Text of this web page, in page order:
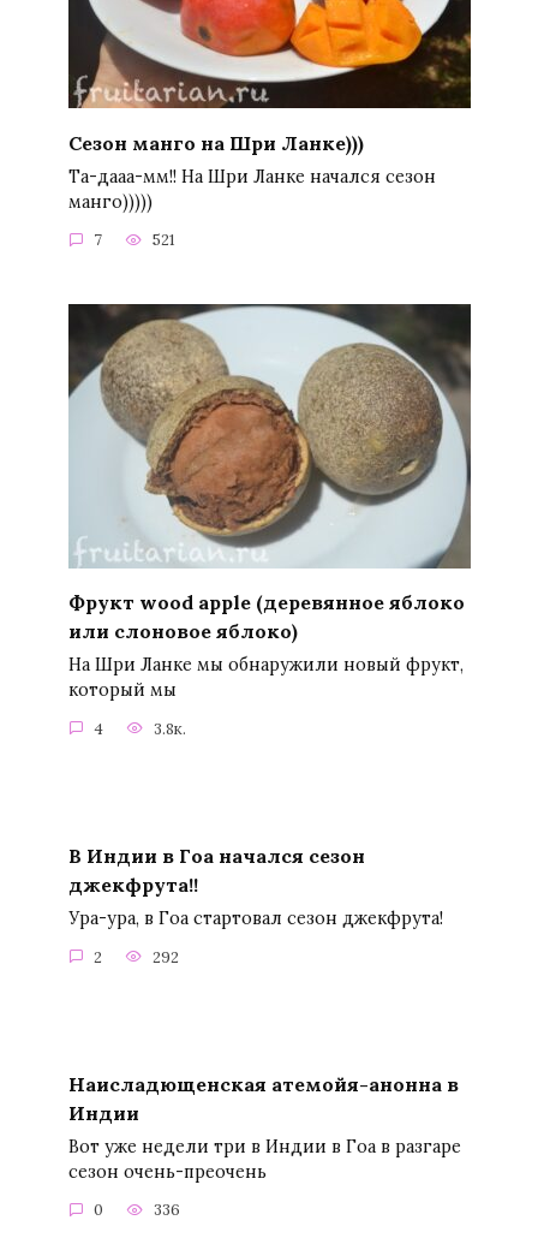
Сезон манго на Шри Ланке)))
Та-дааа-мм!! На Шри Ланке начался сезон
манго)))))
7 521
Фрукт wood apple (деревянное яблоко
или слоновое яблоко)
На Шри Ланке мы обнаружили новый фрукт,
который мы
4 3.8к.
В Индии в Гоа начался сезон
джекфрута!!
Ура-ура, в Гоа стартовал сезон джекфрута!
2 292
Наисладющенская атемойя-анонна в
Индии
Вот уже недели три в Индии в Гоа в разгаре
сезон очень-преочень
0 336